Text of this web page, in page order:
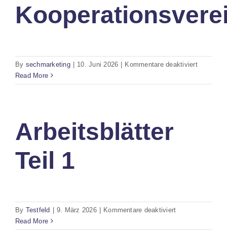
By sechmarketing 10. Juni 2026 Kommentare deaktiviertfür
Read More
Arbeitsblätter
Teil 1
By Testfeld | 9. März 2026 | Kommentare deaktiviertfür
Teil
Read More